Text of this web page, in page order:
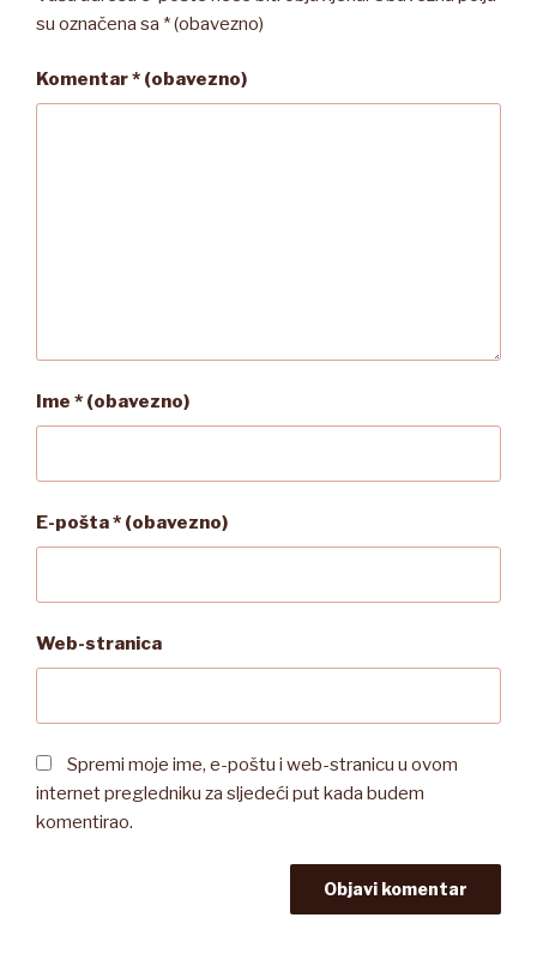
su označena sa * (obavezno)
Komentar* (obavezno)
Ime * (obavezno)
E-pošta* (obavezno)
Web-stranica
Spremi moje ime, e-poštu i web-stranicu u ovom
internet pregledniku za sljedeći put kada budem
komentirao.